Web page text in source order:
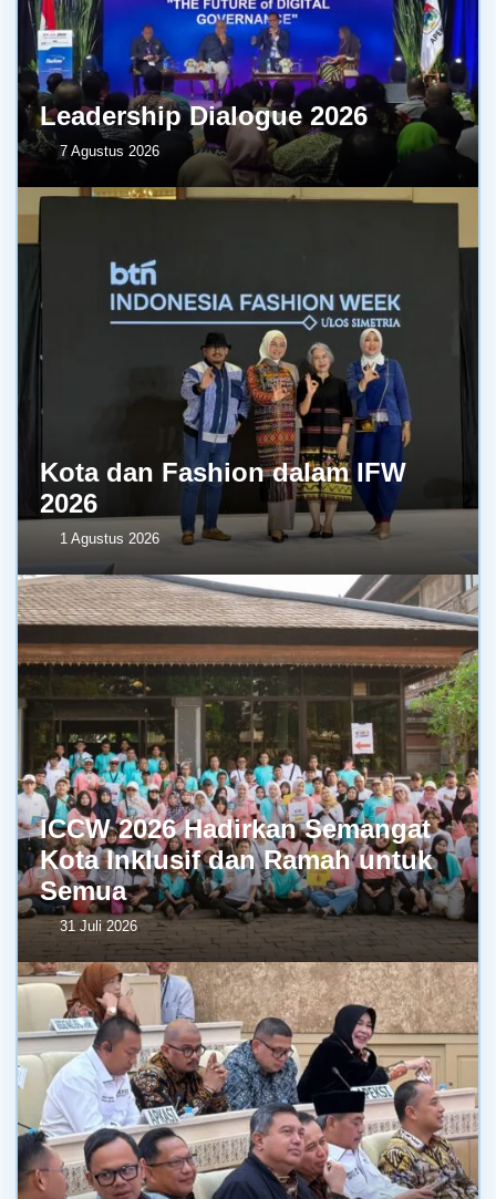
Leadership Dialogue 2026
7 Agustus 2026
Kota dan Fashion dalam IFW
2026
1 Agustus 2026
ICCW 2026 Hadirkan Semangat
Kota Inklusif dan Ramah untuk
Semua
31 Juli 2026